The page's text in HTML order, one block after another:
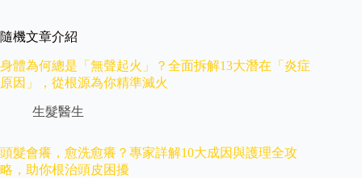
隨機文章介紹
身體為何總是「無聲起火」？全面拆解13大潛在「炎症
原因」，從根源為你精準滅火
生髮醫生
頭髮會癢，愈洗愈癢？專家詳解10大成因與護理全攻
略，助你根治頭皮困擾